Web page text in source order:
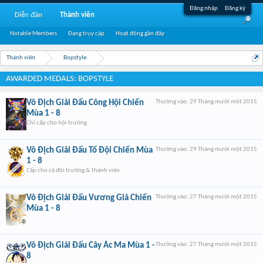
Đăng nhập Đăng ký
Thành viên Bopstyle
AWARDED MEDALS: BOPSTYLE
Thưởng vào: 29 Tháng mười một 2015
Vô Địch Giải Đấu Công Hội Chiến
Mùa 1 - 8
Chỉ cấp cho hội trưởng
Thưởng vào: 29 Tháng mười một 2015
Vô Địch Giải Đấu Tổ Đội Chiến Mùa
1 - 8
Cấp cho cả đội trưởng & thành viên
Thưởng vào: 27 Tháng mười một 2015
Vô Địch Giải Đấu Vương Giả Chiến
Mùa 1 - 8
Thưởng vào: 27 Tháng mười một 2015
Vô Địch Giải Đấu Cây Ác Ma Mùa 1 -
8
Diễn đàn Thành viên
Notable Members Đang truy cập Hoạt động gần đây